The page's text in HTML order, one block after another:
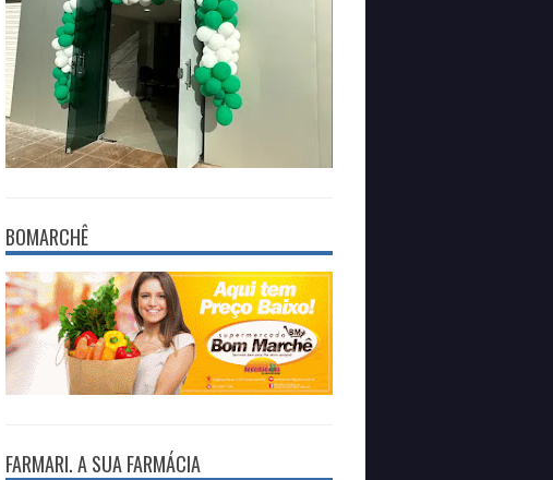
BOMARCHÊ
FARMARI. A SUA FARMÁCIA